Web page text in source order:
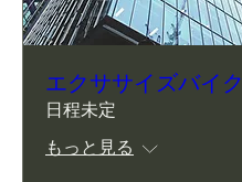
エクササイズバイク
日程未定
もっと見る